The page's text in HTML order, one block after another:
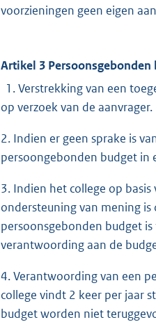
voorzieningen geen eigen
Artikel 3 Persoonsgebonden
1. Verstrekking van een
op verzoek van de aanvrager.
2. Indien er geen sprake is
persoongebonden budget in
3. Indien het college op
ondersteuning van mening
persoonsgebonden budget
verantwoording aan de
4. Verantwoording van een
college vindt 2 keer per jaar
budget worden niet